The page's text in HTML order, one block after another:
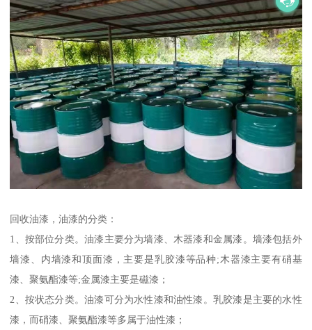
回收油漆，油漆的分类：
1、按部位分类。油漆主要分为墙漆、木器漆和金属漆。墙漆包括外
墙漆、内墙漆和顶面漆，主要是乳胶漆等品种;木器漆主要有硝基
漆、聚氨酯漆等;金属漆主要是磁漆；
2、按状态分类。油漆可分为水性漆和油性漆。乳胶漆是主要的水性
漆，而硝漆、聚氨酯漆等多属于油性漆；